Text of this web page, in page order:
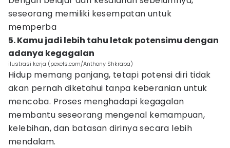
seseorang memiliki kesempatan untuk
memperba
5. Kamu jadi lebih tahu letak potensimu dengan
adanya kegagalan
ilustrasi kerja (pexels.com/Anthony Shkraba)
Hidup memang panjang, tetapi potensi diri tidak
akan pernah diketahui tanpa keberanian untuk
mencoba. Proses menghadapi kegagalan
membantu seseorang mengenal kemampuan,
kelebihan, dan batasan dirinya secara lebih
mendalam.